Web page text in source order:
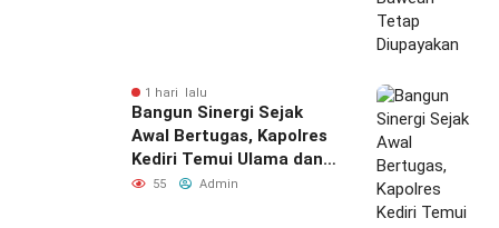
1 hari lalu
Bangun Sinergi Sejak
Awal Bertugas, Kapolres
Kediri Temui Ulama dan
Bupati
55 Admin